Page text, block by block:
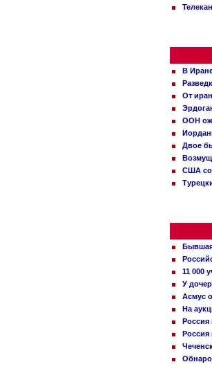
В
От
ООН
Двое
США
11 000
У
Асмус
На
Россия